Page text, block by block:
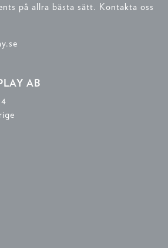
på allra bästa sätt. Kontakta oss
AB